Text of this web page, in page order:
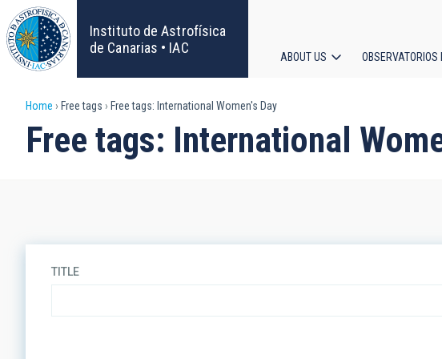
Skip
to
main
content
Instituto de Astrofísica
de Canarias • IAC
navigation
ABOUT US
Breadcrumb
Home Free tags Free tags: International Women's Day
Free tags: International
TITLE